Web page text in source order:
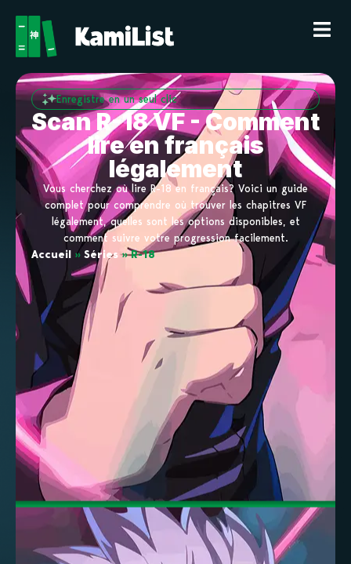
Enregistre en un seul clic
Scan R-18 VF - Comment
lire en français
légalement
Vous cherchez où lire R-18 en français? Voici un guide
complet pour comprendre où trouver les chapitres VF
légalement, quelles sont les options disponibles, et
comment suivre votre progression facilement.
Accueil » Séries»R-18